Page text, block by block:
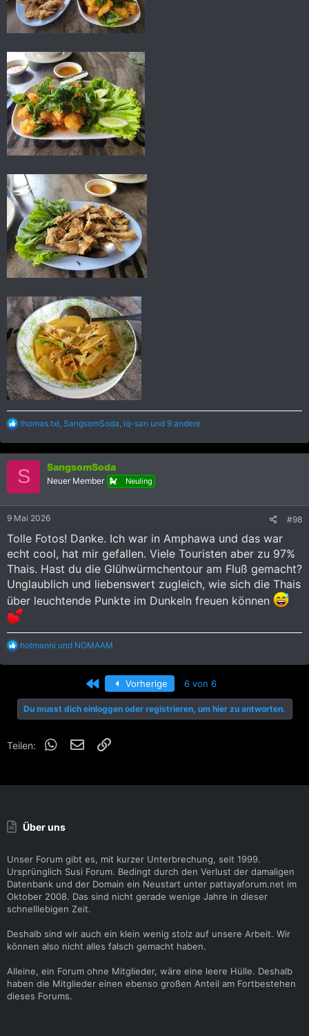
R
a
k
i
n
:
thomas.txl SangsomSoda iq-san und 9 andere
S SangsomSoda
Neuer Member Neuling
9 Mai 2026 #98
Tolle Fotos! Danke. Ich war in Amphawa und das war
echt cool, hat mir gefallen. Viele Touristen aber zu 97%
Thais. Hast du die Glühwürmchentour am Fluß gemacht?
Unglaublich und liebenswert zugleich, wie sich die Thais
über leuchtende Punkte im Dunkeln freuen können
R
a
i
o
n
n
hotmanni und NOMAAM
Erste Vorherige 6 von 6
Du musst dich einloggen oder registrieren, um hier zu antworten.
Teilen: WhatsApp
E-Mail
Über uns
Unser Forum gibt es, mit kurzer Unterbrechung, seit 1999.
Ursprünglich Susi Forum. Bedingt durch den Verlust der damaligen
Datenbank und der Domain ein Neustart unter pattayaforum.net im
Oktober 2008. Das sind nicht gerade wenige Jahre in dieser
schnelllebigen Zeit.
Deshalb sind wir auch ein klein wenig stolz auf unsere Arbeit. Wir
können also nicht alles falsch gemacht haben.
Alleine, ein Forum ohne Mitglieder, wäre eine leere Hülle. Deshalb
haben die Mitglieder einen ebenso großen Anteil am Fortbestehen
dieses Forums.